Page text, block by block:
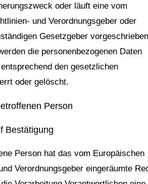
oder läuft eine vom
und Verordnungsgeber oder
Gesetzgeber
die personenbezogenen Daten
den gesetzlichen
oder gelöscht.
Person
Bestätigung
Person hat das vom Europäischen
Verordnungsgeber eingeräumte